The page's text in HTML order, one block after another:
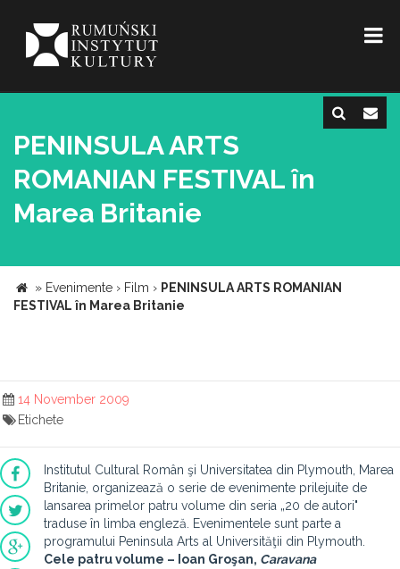
PENINSULA ARTS
ROMANIAN FESTIVAL în
Marea Britanie
» Evenimente › Film › PENINSULA ARTS ROMANIAN
FESTIVAL în Marea Britanie
14 November 2009
Etichete
Institutul Cultural Român şi Universitatea din Plymouth, Marea
Britanie, organizează o serie de evenimente prilejuite de
lansarea primelor patru volume din seria „20 de autori"
traduse în limba engleză. Evenimentele sunt parte a
programului Peninsula Arts al Universităţii din Plymouth.
Cele patru volume – Ioan Groşan, Caravana